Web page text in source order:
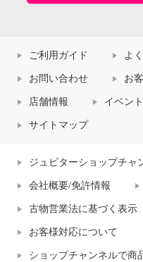
ご利用ガイド よ
お問い合わせ お
店舗情報 イベン
サイトマップ
ジュピターショップチャ
会社概要/免許情報
古物営業法に基づく表示
お客様対応について
ショップチャンネルで商